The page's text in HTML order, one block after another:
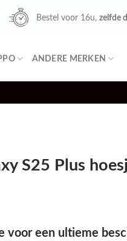
Bestel voor 16u, zelfde
ANDERE MERKEN
S25 Plus
voor een ultieme